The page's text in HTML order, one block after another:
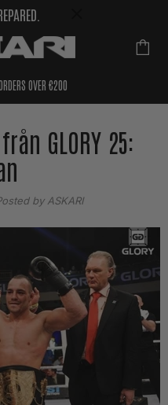
OVER €200
GLORY 25:
by ASKARI